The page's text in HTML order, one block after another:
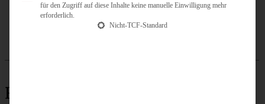
Ribollita
für den Zugriff auf diese Inhalte keine manuelle Einwilligung mehr
erforderlich.
Nicht-TCF-Standard